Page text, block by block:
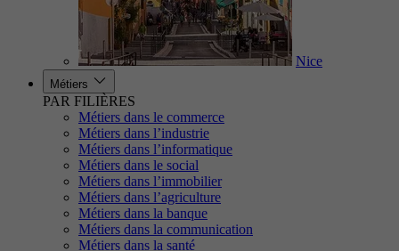
Nice
Métiers
PAR FILIÈRES
Métiers dans le commerce
Métiers dans l’industrie
Métiers dans l’informatique
Métiers dans le social
Métiers dans l’immobilier
Métiers dans l’agriculture
Métiers dans la banque
Métiers dans la communication
Métiers dans la santé